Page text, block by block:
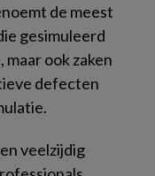
de meest
gesimuleerd
maar ook zaken
defecten
veelzijdig